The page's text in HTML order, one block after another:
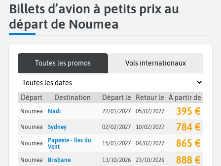
Billets d’avion à petits prix au
départ de Noumea
Toutes les promos Vols internationaux
Départ Destination Départ le Retour le À partir de
Noumea Nadi 22/01/2027 05/02/2027 395 €
Noumea Sydney 02/02/2027 10/02/2027 784 €
Noumea
Papeete - Iles du
Vent
15/01/2027 04/02/2027 865 €
Noumea Brisbane 13/10/2026 23/10/2026 888 €